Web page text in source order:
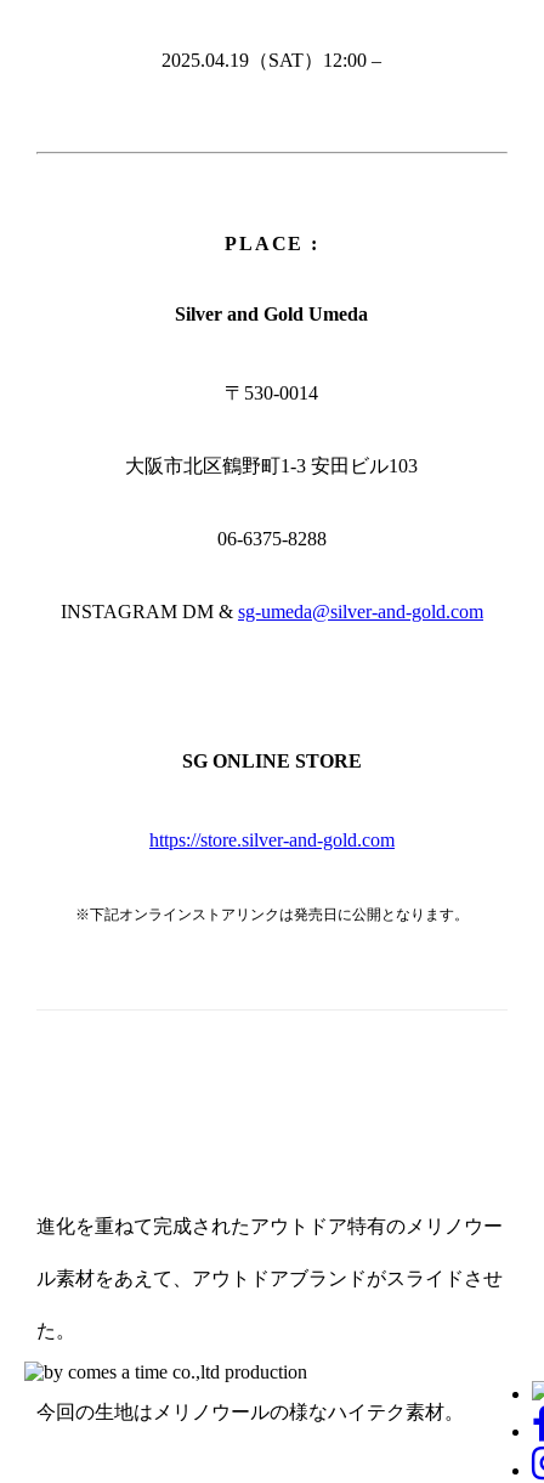
2025.04.19（SAT）12:00 –
PLACE :
Silver and Gold Umeda
〒530-0014
大阪市北区鶴野町1-3 安田ビル103
06-6375-8288
INSTAGRAM DM & sg-umeda@silver-and-gold.com
SG ONLINE STORE
https://store.silver-and-gold.com
※下記オンラインストアリンクは発売日に公開となります。
進化を重ねて完成されたアウトドア特有のメリノウー
ル素材をあえて、アウトドアブランドがスライドさせ
た。
今回の生地はメリノウールの様なハイテク素材。